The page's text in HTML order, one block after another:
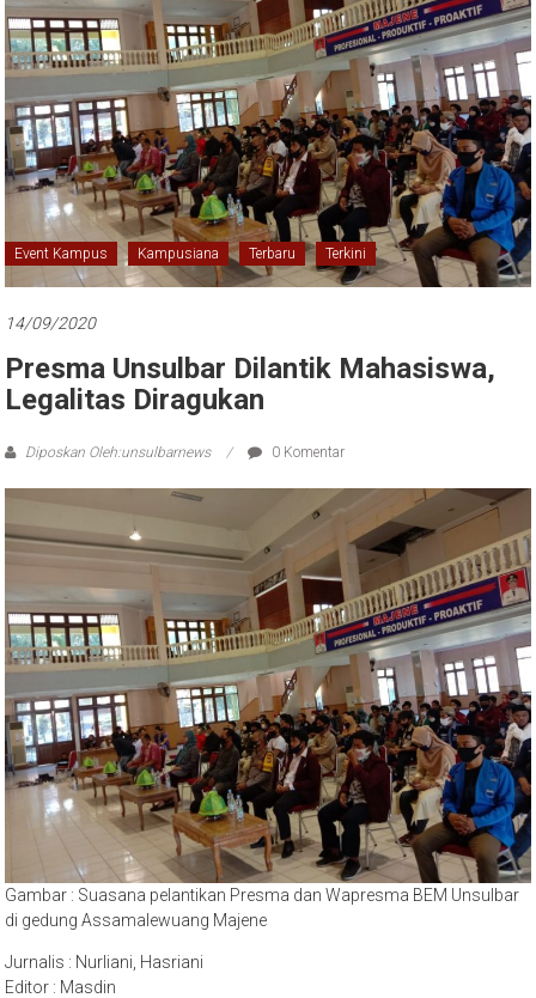
Event Kampus Kampusiana Terbaru Terkini
14/09/2020
Presma Unsulbar Dilantik Mahasiswa,
Legalitas Diragukan
Diposkan Oleh:unsulbarnews 0 Komentar
Gambar : Suasana pelantikan Presma dan Wapresma BEM Unsulbar
di gedung Assamalewuang Majene
Jurnalis : Nurliani, Hasriani
Editor : Masdin